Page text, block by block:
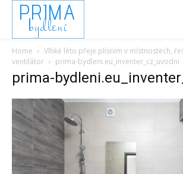
PRIMA
bydlení
Home
Vlhké léto přeje plísním v místnostech,
ventilátor
prima-bydleni.eu_inventer_cz_uvodni
prima-